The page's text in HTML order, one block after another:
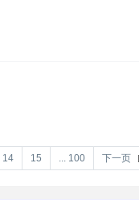
14 15 ... 100 下一页